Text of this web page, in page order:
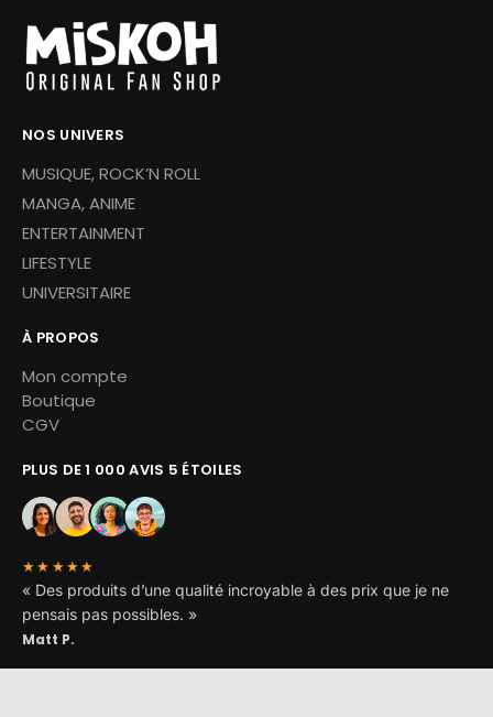
NOS UNIVERS
MUSIQUE, ROCK’N ROLL
MANGA, ANIME
ENTERTAINMENT
LIFESTYLE
UNIVERSITAIRE
À PROPOS
Mon compte
Boutique
CGV
PLUS DE 1 000 AVIS 5 ÉTOILES
★★★★★
« Des produits d’une qualité incroyable à des prix que je ne
pensais pas possibles. »
Matt P.